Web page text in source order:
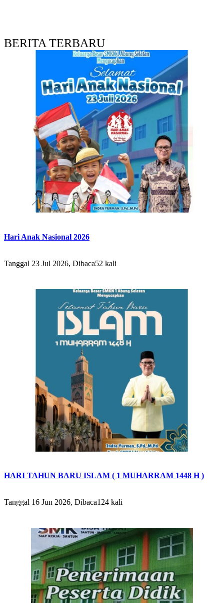
BERITA TERBARU
Hari Anak Nasional 2026
Tanggal 23 Jul 2026, Dibaca52 kali
HARI TAHUN BARU ISLAM ( 1 MUHARRAM 1448 H )
Tanggal 16 Jun 2026, Dibaca124 kali